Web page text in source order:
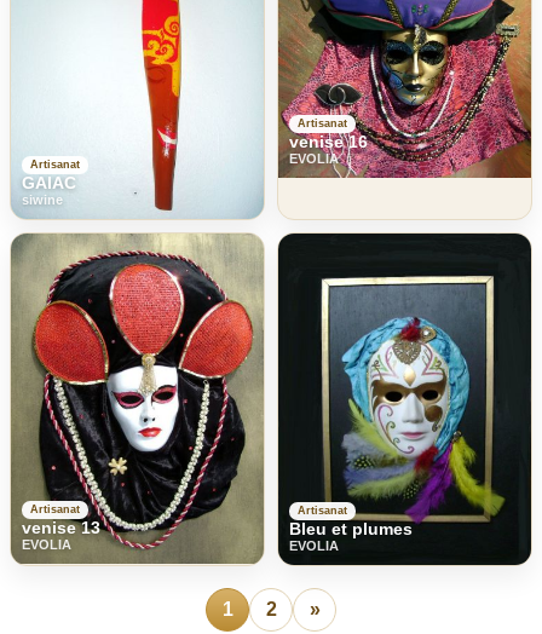
Artisanat
GAIAC
siwine
Artisanat
venise 16
EVOLIA
Artisanat
venise 13
EVOLIA
Artisanat
Bleu et plumes
EVOLIA
1 2 »